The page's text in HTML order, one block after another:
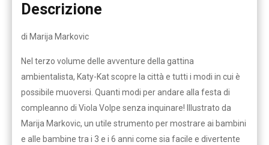
Descrizione
di Marija Markovic
Nel terzo volume delle avventure della gattina
ambientalista, Katy-Kat scopre la città e tutti i modi in cui è
possibile muoversi. Quanti modi per andare alla festa di
compleanno di Viola Volpe senza inquinare! Illustrato da
Marija Markovic, un utile strumento per mostrare ai bambini
e alle bambine tra i 3 e i 6 anni come sia facile e divertente